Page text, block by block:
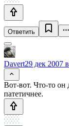
Ответить
Davert29 дек 2007
Вот-вот. Что-то он
патетичнее.